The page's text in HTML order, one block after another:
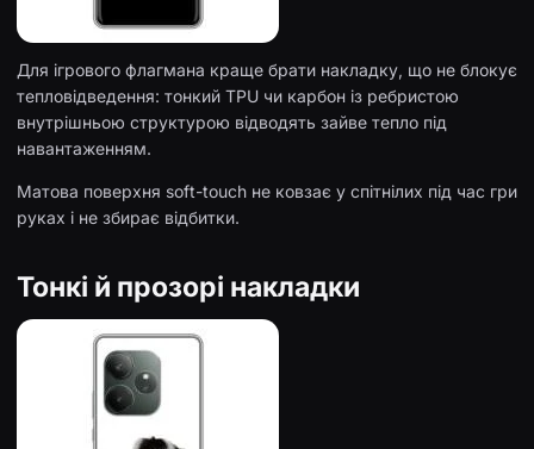
Для ігрового флагмана краще брати накладку, що не блокує
тепловідведення: тонкий TPU чи карбон із ребристою
внутрішньою структурою відводять зайве тепло під
навантаженням.
Матова поверхня soft-touch не ковзає у спітнілих під час гри
руках і не збирає відбитки.
Тонкі й прозорі накладки